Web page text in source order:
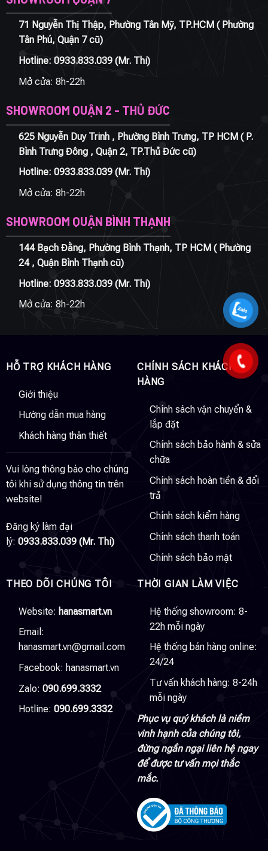
71 Nguyễn Thị Thập, Phường Tân Mỹ, TP.HCM ( Phường
Tân Phú, Quận 7 cũ)
Hotline: 0933.833.039(Mr. Thi)
Mở cửa: 8h-22h
SHOWROOM QUẬN 2 - THỦ ĐỨC
625 Nguyễn Duy Trinh , Phường Bình Trưng, TP HCM ( P.
Bình Trưng Đông , Quận 2, TP.Thủ Đức cũ)
Hotline: 0933.833.039(Mr. Thi)
Mở cửa: 8h-22h
SHOWROOM QUẬN BÌNH THẠNH
144 Bạch Đằng, Phường Bình Thạnh, TP HCM ( Phường
24 , Quận Bình Thạnh cũ)
Hotline: 0933.833.039(Mr. Thi)
Mở cửa: 8h-22h
HỖ TRỢ KHÁCH HÀNG
Giới thiệu
Hướng dẫn mua hàng
Khách hàng thân thiết
Vui lòng thông báo cho chúng
tôi khi sử dụng thông tin trên
website!
Đăng ký làm đại
lý: 0933.833.039 (Mr. Thi)
CHÍNH SÁCH KHÁCH
HÀNG
Chính sách vận chuyển &
lắp đặt
Chính sách bảo hành & sửa
chữa
Chính sách hoàn tiền & đổi
trả
Chính sách kiểm hàng
Chính sách thanh toán
Chính sách bảo mật
THEO DÕI CHÚNG TÔI
Website: hanasmart.vn
Email:
hanasmart.vn@gmail.com
Facebook: hanasmart.vn
Zalo: 090.699.3332
Hotline: 090.699.3332
THỜI GIAN LÀM VIỆC
Hệ thống showroom: 8-
22h mỗi ngày
Hệ thống bán hàng online:
24/24
Tư vấn khách hàng: 8-24h
mỗi ngày
Phục vụ quý khách là niềm
vinh hạnh của chúng tôi,
đừng ngần ngại liên hệ ngay
để được tư vấn mọi thắc
mắc.